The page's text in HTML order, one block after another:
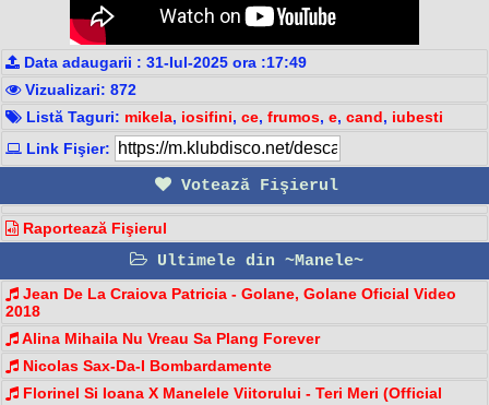
Data adaugarii : 31-Iul-2025 ora :17:49
Vizualizari: 872
Listă Taguri: mikela, iosifini, ce, frumos, e, cand, iubesti
Link Fişier:
Votează Fişierul
Raportează Fişierul
Ultimele din ~Manele~
Jean De La Craiova Patricia - Golane, Golane Oficial Video
2018
Alina Mihaila Nu Vreau Sa Plang Forever
Nicolas Sax-Da-I Bombardamente
Florinel Si Ioana X Manelele Viitorului - Teri Meri (Official